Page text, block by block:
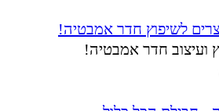
ועיצוב חדר אמבטיה!